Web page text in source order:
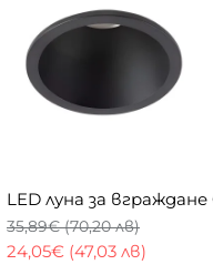
LED луна за
24,05€ (47,03 лв)
35,89€ (70,20 лв)